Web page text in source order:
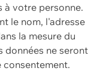
à votre personne.
le nom, l'adresse
la mesure du
données ne seront
consentement.